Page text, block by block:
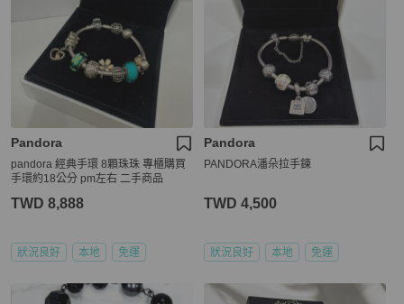
Pandora
pandora 經典手環 8顆珠珠 專櫃購買
手環約18公分 pm左右 二手商品
TWD 8,888
狀況良好 本地 免運
Pandora
PANDORA潘朵拉手鍊
TWD 4,500
狀況良好 本地 免運